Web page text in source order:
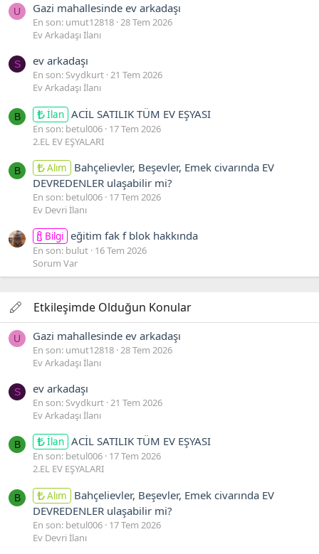
U Gazi mahallesinde ev arkadaşı
En son: umut12818 28 Tem 2026
Ev Arkadaşı İlanı
S ev arkadaşı
En son: Svydkurt 21 Tem 2026
Ev Arkadaşı İlanı
B İlan ACİL SATILIK TÜM EV EŞYASI
En son: betul006 17 Tem 2026
2.EL EV EŞYALARI
B Alım
Bahçelievler, Beşevler, Emek civarında EV
DEVREDENLER ulaşabilir mi?
En son: betul006 17 Tem 2026
Ev Devri İlanı
Bilgi eğitim fak f blok hakkında
En son: bulut 16 Tem 2026
Sorum Var
Etkileşimde Olduğun Konular
U Gazi mahallesinde ev arkadaşı
En son: umut12818 28 Tem 2026
Ev Arkadaşı İlanı
S ev arkadaşı
En son: Svydkurt 21 Tem 2026
Ev Arkadaşı İlanı
B İlan ACİL SATILIK TÜM EV EŞYASI
En son: betul006 17 Tem 2026
2.EL EV EŞYALARI
B Alım
Bahçelievler, Beşevler, Emek civarında EV
DEVREDENLER ulaşabilir mi?
En son: betul006 17 Tem 2026
Ev Devri İlanı